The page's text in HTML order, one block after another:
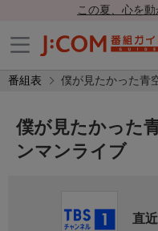
この夏、心を
番組表 僕が見たかった青
僕が見たかった
ンマンライブ
直